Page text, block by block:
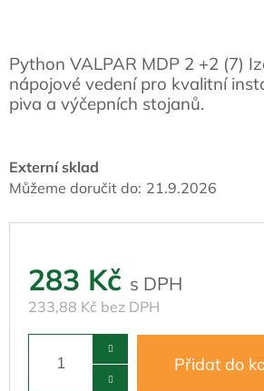
Externí sklad
Můžeme doručit do: 21.9.2026
283 Kč
233,88 Kč bez DPH
Přidat do
Python VALPAR MDP 2 +2 (7)
nápojové vedení pro kvalitní
piva a výčepních stojanů.